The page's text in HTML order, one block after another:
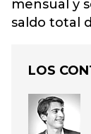
mensual y
saldo total
LOS